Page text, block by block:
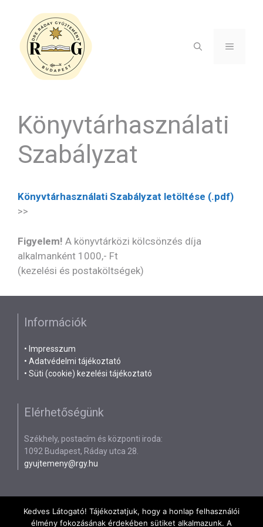
tartalomba
MENÜ
Könyvtárhasználati
Szabályzat
Könyvtárhasználati Szabályzat letöltése (.pdf)
>>
Figyelem! A könyvtárközi kölcsönzés díja
alkalmanként 1000,- Ft
(kezelési és postaköltségek)
Információk
• Impresszum
• Adatvédelmi tájékoztató
• Süti (cookie) kezelési tájékoztató
Elérhetőségünk
Székhely, postacím és központi iroda:
1092 Budapest, Ráday utca 28.
gyujtemeny@rgy.hu
Kedves Látogató! Tájékoztatjuk, hogy a honlap felhasználói
élmény fokozásának érdekében sütiket alkalmazunk. A